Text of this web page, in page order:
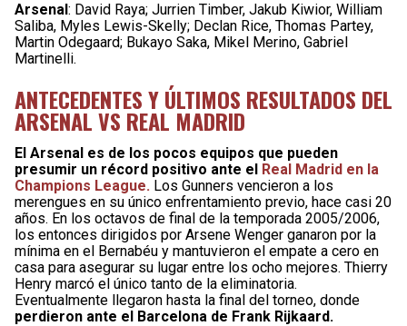
Arsenal: David Raya; Jurrien Timber, Jakub Kiwior, William
Saliba, Myles Lewis-Skelly; Declan Rice, Thomas Partey,
Martin Odegaard; Bukayo Saka, Mikel Merino, Gabriel
Martinelli.
ANTECEDENTES Y ÚLTIMOS RESULTADOS DEL
ARSENAL VS REAL MADRID
El Arsenal es de los pocos equipos que pueden
presumir un récord positivo ante el Real Madrid en la
Champions League. Los Gunners vencieron a los
merengues en su único enfrentamiento previo, hace casi 20
años. En los octavos de final de la temporada 2005/2006,
los entonces dirigidos por Arsene Wenger ganaron por la
mínima en el Bernabéu y mantuvieron el empate a cero en
casa para asegurar su lugar entre los ocho mejores. Thierry
Henry marcó el único tanto de la eliminatoria.
Eventualmente llegaron hasta la final del torneo, donde
perdieron ante el Barcelona de Frank Rijkaard.